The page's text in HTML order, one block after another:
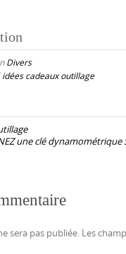
Divers
idées cadeaux outillage
une clé dynamométrique
sera pas publiée. Les